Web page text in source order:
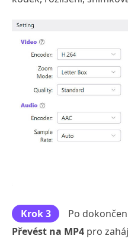
Krok 3
Po
Převést na MP4 pro